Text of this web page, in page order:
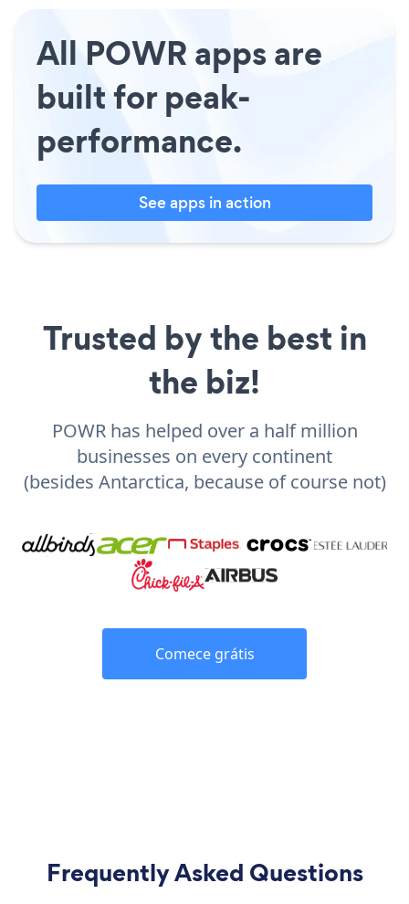
All POWR apps are
built for peak-
performance.
See apps in action
Trusted by the best in
the biz!
POWR has helped over a half million
businesses on every continent
(besides Antarctica, because of course not)
Comece grátis
Frequently Asked Questions